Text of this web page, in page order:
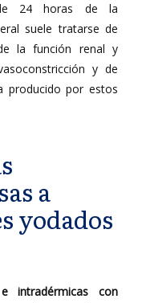
24 horas de la
suele tratarse de
la función renal y
y de
producido por estos
a
yodados
intradérmicas con